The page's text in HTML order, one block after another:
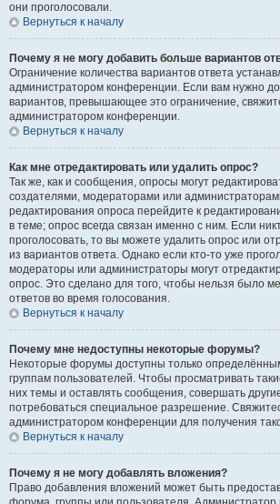
они проголосовали.
Вернуться к началу
Почему я не могу добавить больше вариантов
Ограничение количества вариантов ответа
администратором конференции. Если вам нужно
вариантов, превышающее это ограничение,
администратором конференции.
Вернуться к началу
Как мне отредактировать или удалить опрос?
Так же, как и сообщения, опросы могут
создателями, модераторами или
редактирования опроса перейдите к
в теме; опрос всегда связан именно с ним. Если
проголосовать, то вы можете удалить опрос или
из вариантов ответа. Однако если кто-то уже
модераторы или администраторы могут
опрос. Это сделано для того, чтобы нельзя было
ответов во время голосования.
Вернуться к началу
Почему мне недоступны некоторые форумы?
Некоторые форумы доступны только
группам пользователей. Чтобы просматривать
них темы и оставлять сообщения, совершать
потребоваться специальное разрешение.
администратором конференции для получения
Вернуться к началу
Почему я не могу добавлять вложения?
Право добавления вложений может быть